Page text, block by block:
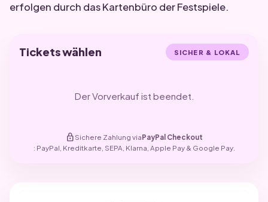
erfolgen durch das Kartenbüro der Festspiele.
Tickets wählen SICHER & LOKAL
Der Vorverkauf ist beendet.
lock Sichere Zahlung viaPayPal Checkout
: PayPal, Kreditkarte, SEPA, Klarna, Apple Pay & Google Pay.